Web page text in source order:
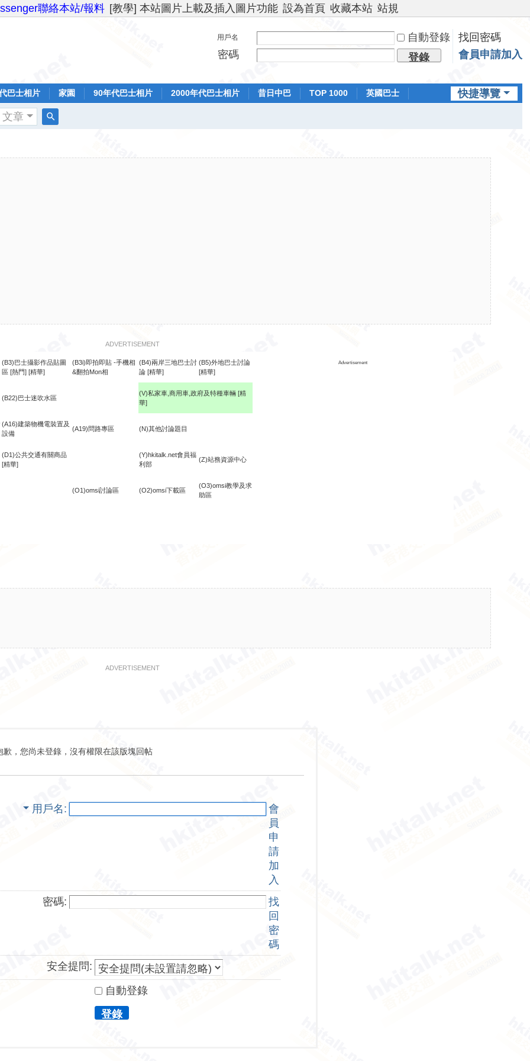
聯絡本站/報料 [教學] 本站圖片上載及插入圖片功能 設為首頁 收藏本站 站規
用戶名 自動登錄
找回密碼
密碼
登錄 會員申請加入
快捷導覽
巴士相片 家園 90年代巴士相片 2000年代巴士相片 昔日中巴 TOP 1000
英國巴士
文章
ADVERTISEMENT
(B3)巴士攝影作品貼圖
區 [熱門] [精華]
(B3i)即拍即貼 -手機相
&翻拍Mon相
(B4)兩岸三地巴士討
論 [精華]
(B5)外地巴士討論
[精華]
Advertisement
(B22)巴士迷吹水區
(V)私家車,商用車,政府及特種車輛 [精
華]
(A16)建築物機電裝置及
設備
(A19)問路專區 (N)其他討論題目
(D1)公共交通有關商品
[精華]
(Y)hkitalk.net會員福
利部
(Z)站務資源中心
(O1)omsi討論區 (O2)omsi下載區
(O3)omsi教學及求
助區
ADVERTISEMENT
歉，您尚未登錄，沒有權限在該版塊回帖
用戶名
會
員
申
請
加
入
密碼:
找
回
密
碼
安全提問:
自動登錄
登錄